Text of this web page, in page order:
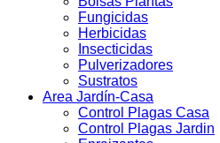
Fungicidas
Herbicidas
Insecticidas
Pulverizadores
Sustratos
Area Jardín-Casa
Control Plagas Casa
Control Plagas Jardin